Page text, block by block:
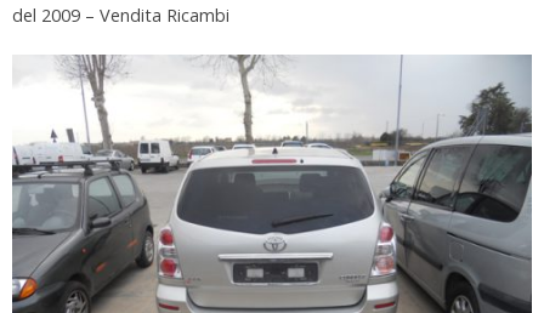
del 2009 – Vendita Ricambi